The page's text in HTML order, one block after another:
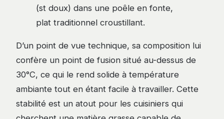
(st doux) dans une poêle en fonte,
plat traditionnel croustillant.
D’un point de vue technique, sa composition lui
confère un point de fusion situé au-dessus de
30°C, ce qui le rend solide à température
ambiante tout en étant facile à travailler. Cette
stabilité est un atout pour les cuisiniers qui